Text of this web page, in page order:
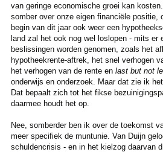
van geringe economische groei kan
somber over onze eigen financiële positie,
begin van dit jaar ook weer een
land zal het ook nog wel loslopen - mits er
beslissingen worden genomen, zoals het
hypotheekrente-aftrek, het snel verhogen
het verhogen van de rente en last but not
onderwijs en onderzoek. Maar dat zie ik
Dat bepaalt zich tot het fikse
daarmee houdt het op.
Nee, somberder ben ik over de toekomst
meer specifiek de muntunie. Van Duijn
schuldencrisis - en in het kielzog daarvan